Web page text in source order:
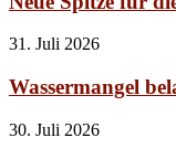
31. Juli 2026
Wassermangel
30. Juli 2026